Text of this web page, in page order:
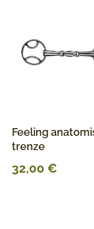
Feeling
trenze
32,00 €